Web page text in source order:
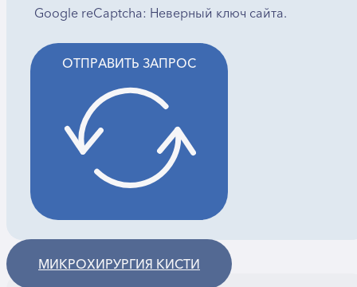
Google reCaptcha: Неверный ключ сайта.
ОТПРАВИТЬ ЗАПРОС
МИКРОХИРУРГИЯ КИСТИ